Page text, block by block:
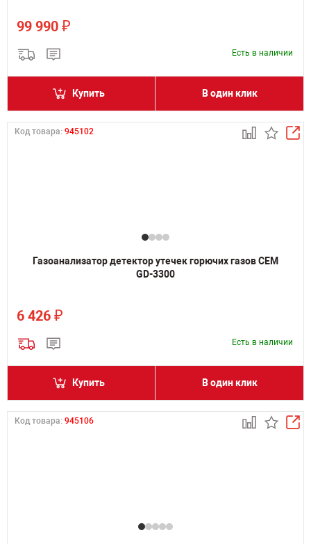
99 990 ₽
Есть в наличии
Купить В один клик
Код товара: 945102
Газоанализатор детектор утечек горючих газов CEM
GD-3300
6 426 ₽
Есть в наличии
Купить В один клик
Код товара: 945106